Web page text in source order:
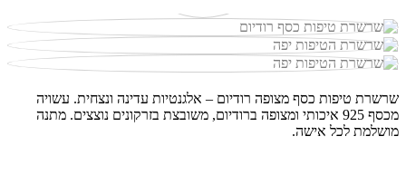
שרשרת טיפות כסף מצופה רודיום – אלגנטיות עדינה ונצחית. עשויה
מכסף 925 איכותי ומצופה ברודיום, משובצת בזרקונים נוצצים. מתנה
מושלמת לכל אישה.